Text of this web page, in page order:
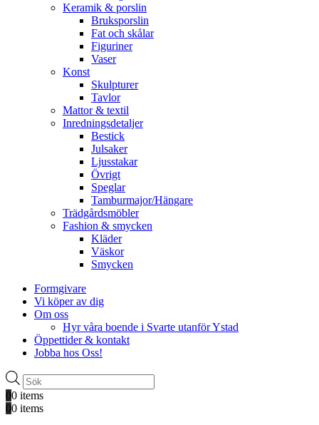
Keramik & porslin
Bruksporslin
Fat och skålar
Figuriner
Vaser
Konst
Skulpturer
Tavlor
Mattor & textil
Inredningsdetaljer
Bestick
Julsaker
Ljusstakar
Övrigt
Speglar
Tamburmajor/Hängare
Trädgårdsmöbler
Fashion & smycken
Kläder
Väskor
Smycken
Formgivare
Vi köper av dig
Om oss
Hyr våra boende i Svarte utanför Ystad
Öppettider & kontakt
Jobba hos Oss!
Produktsökning
00 items
00 items